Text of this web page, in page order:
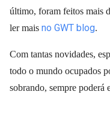
último, foram feitos mais
ler mais no GWT blog.
Com tantas novidades,
todo o mundo ocupados
sobrando, sempre poderá